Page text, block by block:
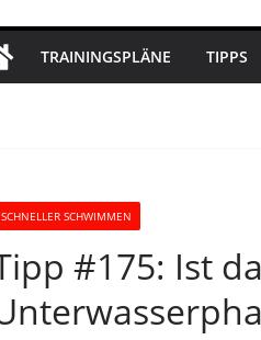
TRAININGSPLÄNE TIPPS
SCHNELLER SCHWIMMEN
#175: Ist